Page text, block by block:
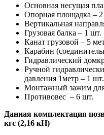
Основная несущая
Опорная площадка –
Вертикальная
Грузовая балка – 1 шт.
Канат грузовой – 5
Карабин
Гидравлический
Ручной
давления 1метр – 1 шт.
Монтажный зажим для
Противовес – 6 шт.
Данная комплектация
кгс (2,16 кН)